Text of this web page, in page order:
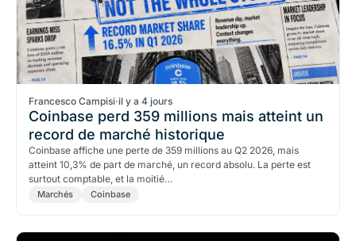
Francesco Campisi·il y a 4 jours
Coinbase perd 359 millions mais atteint un
record de marché historique
Coinbase affiche une perte de 359 millions au Q2 2026, mais
atteint 10,3% de part de marché, un record absolu. La perte est
surtout comptable, et la moitié…
Marchés Coinbase